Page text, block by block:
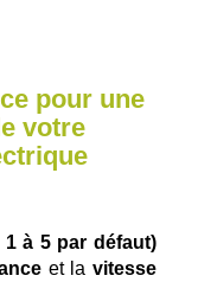
pour une
votre
à 5 par défaut)
et lavitesse